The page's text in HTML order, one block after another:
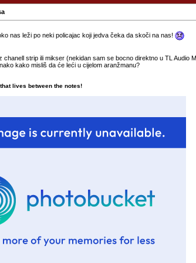
nas leži po neki policajac koji jedva čeka da skoči na nas!
chanell strip ili mikser (nekidan sam se bocno direktno u TL Audio
kako misliš da će leći u cijelom aranžmanu?
lives between the notes!